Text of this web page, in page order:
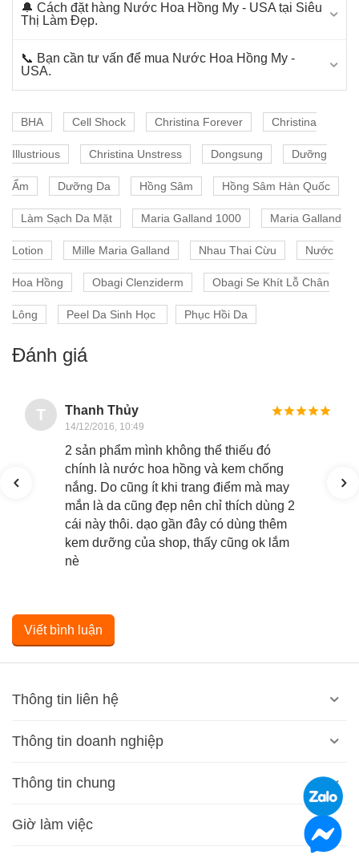
🔔 Cách đặt hàng Nước Hoa Hồng My - USA tại Siêu
Thị Làm Đẹp.
📞 Bạn cần tư vấn để mua Nước Hoa Hồng My -
USA.
BHA Cell Shock Christina Forever Christina
Illustrious Christina Unstress Dongsung Dưỡng
Ẩm Dưỡng Da Hồng Sâm Hồng Sâm Hàn Quốc
Làm Sạch Da Mặt Maria Galland 1000 Maria Galland
Lotion Mille Maria Galland Nhau Thai Cừu Nước
Hoa Hồng Obagi Clenziderm Obagi Se Khít Lỗ Chân
Lông Peel Da Sinh Học Phục Hồi Da
Đánh giá
T Thanh Thủy
14/12/2016, 10:49
2 sản phẩm mình không thể thiếu đó
chính là nước hoa hồng và kem chống
nắng. Do cũng ít khi trang điểm mà may
mắn là da cũng đẹp nên chỉ thích dùng 2
cái này thôi. dạo gần đây có dùng thêm
kem dưỡng của shop, thấy cũng ok lắm
nè
Viết bình luận
Thông tin liên hệ
Thông tin doanh nghiệp
Thông tin chung
Giờ làm việc